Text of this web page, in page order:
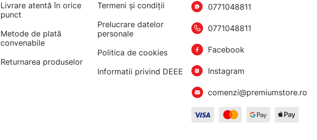
Livrare atentă în orice
punct
Metode de plată
convenabile
Returnarea produselor
Termeni şi condiţii
Prelucrare datelor
personale
Politica de cookies
Informatii privind DEEE
0771048811
0771048811
Facebook
Instagram
comenzi@premiumstore.ro